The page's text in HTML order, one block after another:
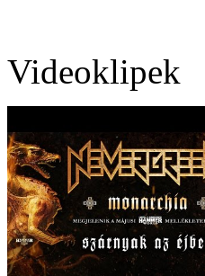
Videoklipek